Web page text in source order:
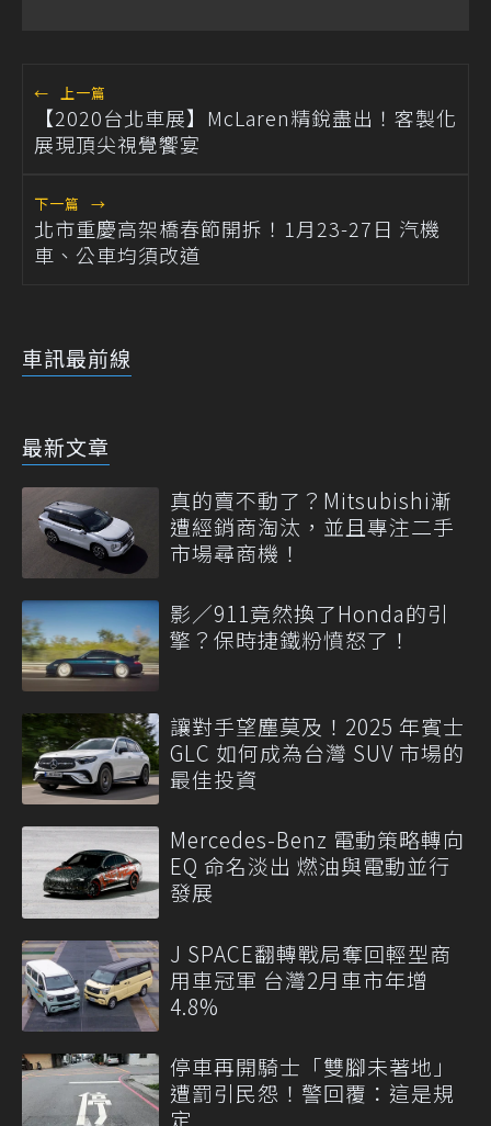
← 上一篇
【2020台北車展】McLaren精銳盡出！客製化
展現頂尖視覺饗宴
下一篇 →
北市重慶高架橋春節開拆！1月23-27日 汽機
車、公車均須改道
車訊最前線
最新文章
真的賣不動了？Mitsubishi漸
遭經銷商淘汰，並且專注二手
市場尋商機！
影／911竟然換了Honda的引
擎？保時捷鐵粉憤怒了！
讓對手望塵莫及！2025 年賓士
GLC 如何成為台灣 SUV 市場的
最佳投資
Mercedes-Benz 電動策略轉向
EQ 命名淡出 燃油與電動並行
發展
J SPACE翻轉戰局奪回輕型商
用車冠軍 台灣2月車市年增
4.8%
停車再開騎士「雙腳未著地」
遭罰引民怨！警回覆：這是規
定